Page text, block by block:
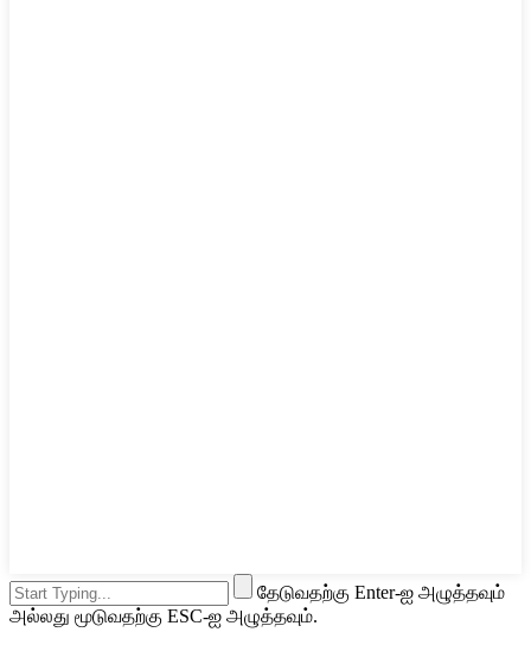
தேடுவதற்கு Enter-ஐ அழுத்தவும்
அல்லது மூடுவதற்கு ESC-ஐ அழுத்தவும்.